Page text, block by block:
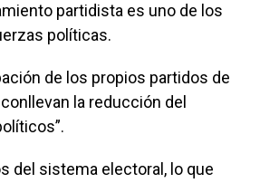
partidista es uno de los
políticas.
de los propios partidos de
la reducción del
del sistema electoral, lo que